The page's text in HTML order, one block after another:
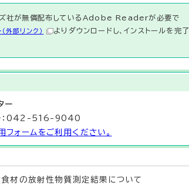
ズ社が無償配布しているAdobe Readerが必要で
（外部リンク）
よりダウンロードし、インストールを完了
ー
：042-516-9040
ォームをご利用ください。
材の放射性物質測定結果について